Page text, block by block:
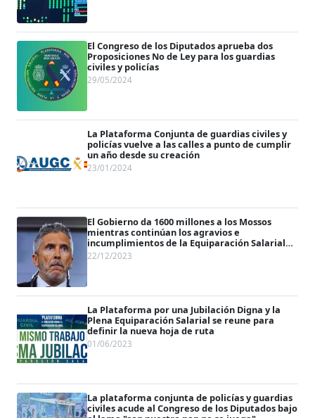
El Congreso de los Diputados aprueba dos
Proposiciones No de Ley para los guardias
civiles y policías
29/05/2024
La Plataforma Conjunta de guardias civiles y
policías vuelve a las calles a punto de cumplir
un año desde su creación
23/01/2024
El Gobierno da 1600 millones a los Mossos
mientras continúan los agravios e
incumplimientos de la Equiparación Salarial
de guardias civiles y policías
22/12/2023
La Plataforma por una Jubilación Digna y la
Plena Equiparación Salarial se reune para
definir la nueva hoja de ruta
01/06/2023
La plataforma conjunta de policías y guardias
civiles acude al Congreso de los Diputados bajo